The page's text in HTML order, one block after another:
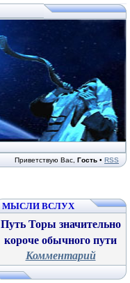
Приветствую Вас Гость • RSS
МЫСЛИ ВСЛУХ
Путь Торы значительно
короче обычного пути
Комментарий